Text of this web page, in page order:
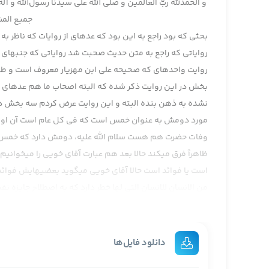
و الحمدلله ربّ العالمين و صلّی الله علی سيدنا رسول‌‌الله و
جميع
بحثی که بود راجع به اين بود که عده­ای از روايات که ناظر
رواياتی که راجع به متن حديث صحبت شد رواياتی که
روايت واحده­ای که صحيحه علی ابن مهزيار معروف است
بخش در اين روايت ذکر شده که البته اصحاب ما هم عده­ای
نشده به ذهن بنده البته و اين روايت عرض کردم سه
مورد دومش به عنوان خمس است که فی کل عام است آن
وفات حضرت هم هست سلام الله عليه، دومش دارد که خمس
ظاهراً فرق می­کند حالا بعد هم عبارت آقای خويي را
است يا فوائد است حالا آقای خويي می­گويد بعضي­هايش
همديگر هديه می­دهند اصولاً جايزه عنوان جايزه آن است
ندارد بلی يک روايت ديگری است که الهدايا در باب
دانلود فایل‌ها